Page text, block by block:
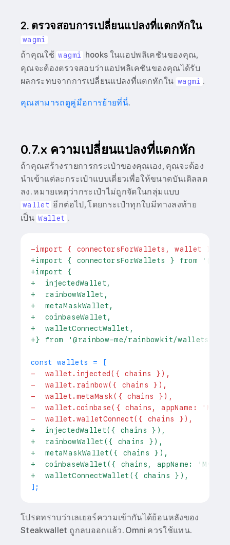
2. ตรวจสอบการเปลี่ยนแปลงที่แตกหักใน
wagmi
ถ้าคุณใช้ wagmi
hooks ในแอปพลิเคชันของคุณ,
คุณจะต้องตรวจสอบว่าแอปพลิเคชันของคุณได้รับ
ผลกระทบจากการเปลี่ยนแปลงที่แตกหักใน wagmi .
คุณสามารถดูคู่มือการย้ายที่นี่.
0.7.x ความเปลี่ยนแปลงที่แตกหัก
ถ้าคุณสร้างรายการกระเป๋าของคุณเอง, คุณจะต้อง
นำเข้าแต่ละกระเป๋าแบบเดี่ยวเพื่อให้ขนาดบันเดิลลด
ลง. หมายเหตุว่ากระเป๋าไม่ถูกจัดในกลุ่มแบบ
wallet อีกต่อไป, โดยกระเป๋าทุกใบมีทางลงท้าย
เป็น Wallet .
-import { connectorsForWallets, wallet }
+import { connectorsForWallets } from
+import {
+
  injectedWallet,
+
  rainbowWallet,
+
  metaMaskWallet,
+
  coinbaseWallet,
+
  walletConnectWallet,
+} from '@rainbow-me/rainbowkit/wallets';
-
  wallet.injected({ chains }),
-
  wallet.rainbow({ chains }),
-
  wallet.metaMask({ chains }),
-
wallet.coinbase({ chains, appName: 'My
-
  wallet.walletConnect({ chains }),
+
  injectedWallet({ chains }),
+
  rainbowWallet({ chains }),
+
  metaMaskWallet({ chains }),
+
coinbaseWallet({ chains, appName: 'My
+
  walletConnectWallet({ chains }),
โปรดทราบว่าเลเยอร์ความเข้ากันได้ย้อนหลังของ
Steakwallet ถูกลบออกแล้ว. Omni ควรใช้แทน.